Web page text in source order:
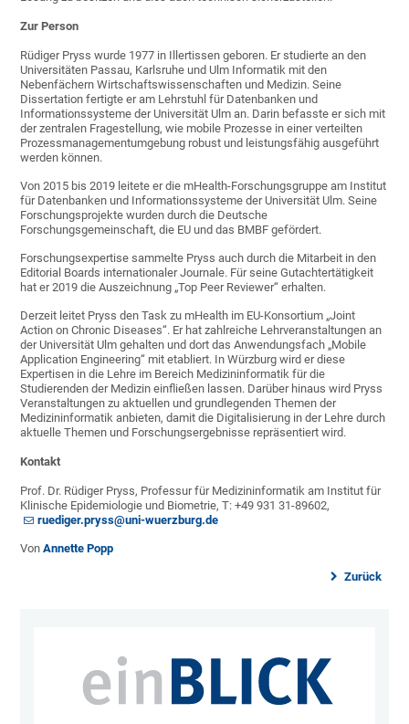
Zur Person
Rüdiger Pryss wurde 1977 in Illertissen geboren. Er studierte an den
Universitäten Passau, Karlsruhe und Ulm Informatik mit den
Nebenfächern Wirtschaftswissenschaften und Medizin. Seine
Dissertation fertigte er am Lehrstuhl für Datenbanken und
Informationssysteme der Universität Ulm an. Darin befasste er sich mit
der zentralen Fragestellung, wie mobile Prozesse in einer verteilten
Prozessmanagementumgebung robust und leistungsfähig ausgeführt
werden können.
Von 2015 bis 2019 leitete er die mHealth-Forschungsgruppe am Institut
für Datenbanken und Informationssysteme der Universität Ulm. Seine
Forschungsprojekte wurden durch die Deutsche
Forschungsgemeinschaft, die EU und das BMBF gefördert.
Forschungsexpertise sammelte Pryss auch durch die Mitarbeit in den
Editorial Boards internationaler Journale. Für seine Gutachtertätigkeit
hat er 2019 die Auszeichnung „Top Peer Reviewer“ erhalten.
Derzeit leitet Pryss den Task zu mHealth im EU-Konsortium „Joint
Action on Chronic Diseases“. Er hat zahlreiche Lehrveranstaltungen an
der Universität Ulm gehalten und dort das Anwendungsfach „Mobile
Application Engineering“ mit etabliert. In Würzburg wird er diese
Expertisen in die Lehre im Bereich Medizininformatik für die
Studierenden der Medizin einfließen lassen. Darüber hinaus wird Pryss
Veranstaltungen zu aktuellen und grundlegenden Themen der
Medizininformatik anbieten, damit die Digitalisierung in der Lehre durch
aktuelle Themen und Forschungsergebnisse repräsentiert wird.
Kontakt
Prof. Dr. Rüdiger Pryss, Professur für Medizininformatik am Institut für
Klinische Epidemiologie und Biometrie, T: +49 931 31-89602,
ruediger.pryss@uni-wuerzburg.de
VonAnnette Popp
Zurück